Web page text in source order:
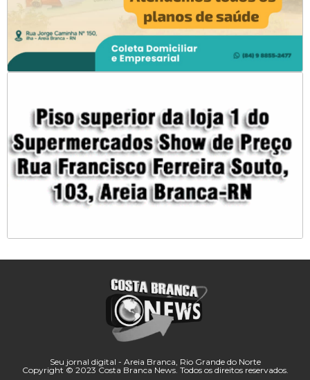
Seu jornal digital - Areia Branca, Rio Grande do Norte
Copyright © 2023 Costa Branca News. Todos os direitos reservados.